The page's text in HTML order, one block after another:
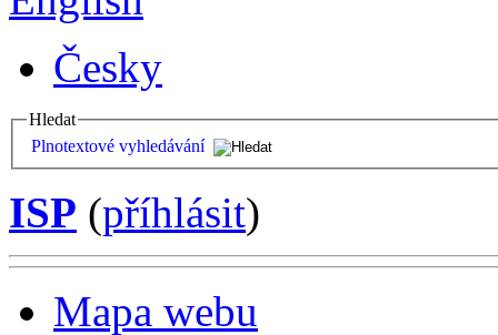
Česky
Hledat
Plnotextové vyhledávání
ISP (příhlásit)
Mapa webu